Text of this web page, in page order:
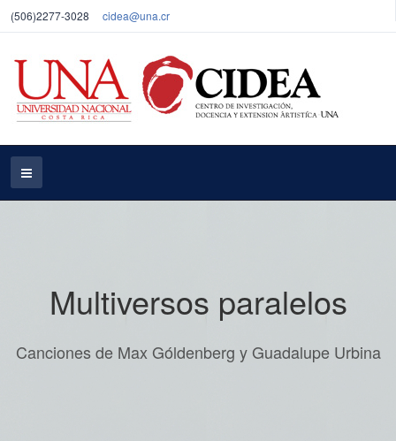
(506)2277-3028 cidea@una.cr
Multiversos paralelos
Canciones de Max Góldenberg y Guadalupe Urbina